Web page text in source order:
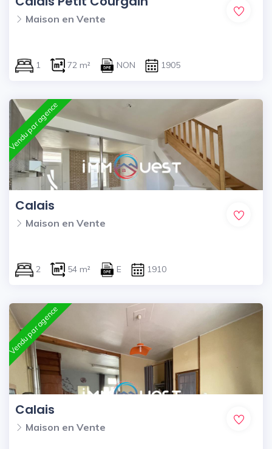
Maison en Vente
1 72 m² NON 1905
Vendu par agence
Calais
Maison en Vente
2 54 m² E 1910
Vendu par agence
Calais
Maison en Vente